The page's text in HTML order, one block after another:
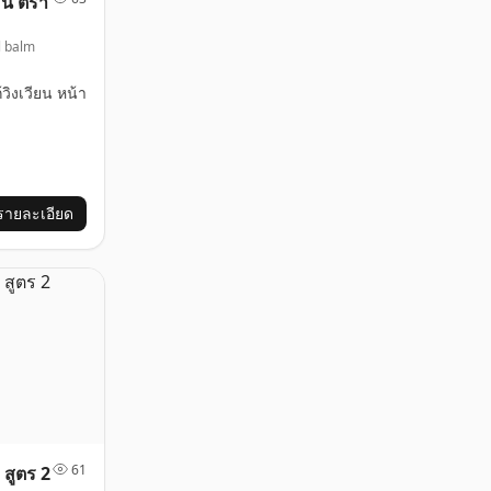
balm
งเวียน หน้า
ายละเอียด
ตร 2 61